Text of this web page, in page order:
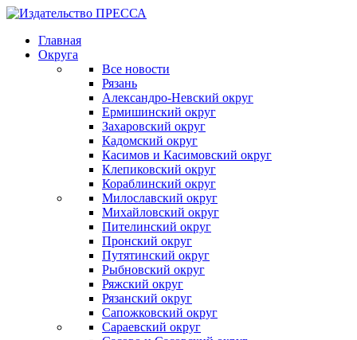
Главная
Округа
Все новости
Рязань
Александро-Невский округ
Ермишинский округ
Захаровский округ
Кадомский округ
Касимов и Касимовский округ
Клепиковский округ
Кораблинский округ
Милославский округ
Михайловский округ
Пителинский округ
Пронский округ
Путятинский округ
Рыбновский округ
Ряжский округ
Рязанский округ
Сапожковский округ
Сараевский округ